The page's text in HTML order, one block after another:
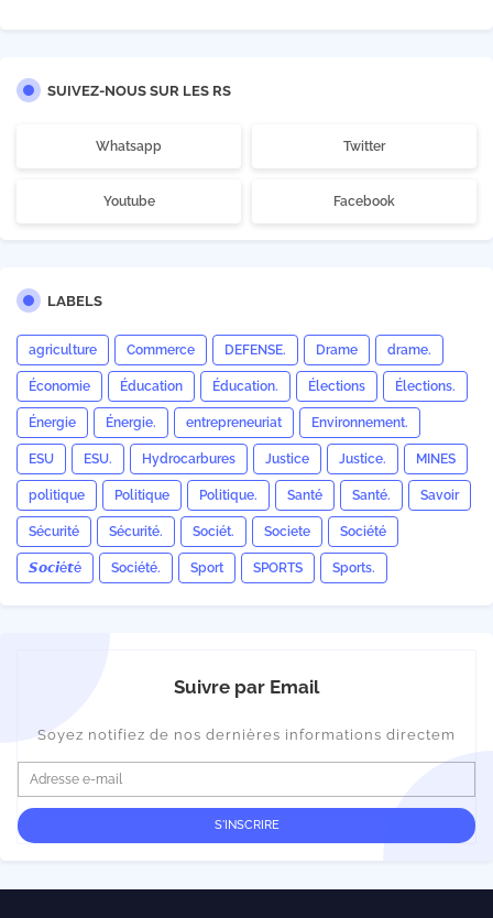
SUIVEZ-NOUS SUR LES RS
Whatsapp Twitter
Youtube Facebook
LABELS
agriculture Commerce DEFENSE. Drame drame.
Économie Éducation Éducation. Élections Élections.
Énergie Énergie. entrepreneuriat Environnement.
ESU ESU. Hydrocarbures Justice Justice. MINES
politique Politique Politique. Santé Santé. Savoir
Sécurité Sécurité. Sociét. Societe Société
𝙎𝙤𝙘𝙞é𝙩é Société. Sport SPORTS Sports.
Suivre par Email
Soyez notifiez de nos dernières informations directem